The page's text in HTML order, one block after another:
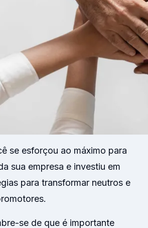
se esforçou ao máximo para
sua empresa e investiu em
para transformar neutros e
se de que é importante